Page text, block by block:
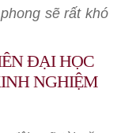
sẽ rất khó
ĐẠI HỌC
NGHIỆM